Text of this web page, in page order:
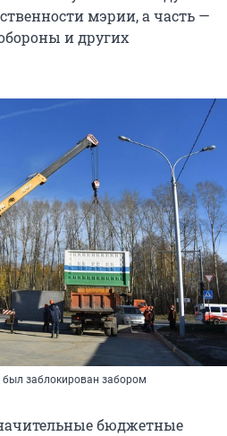
мэрии, а часть —
и других
был заблокирован забором
бюджетные